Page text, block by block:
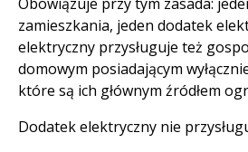
zamieszkania, jeden dodatek
elektryczny przysługuje też
domowym posiadającym
które są ich głównym źródłem
Dodatek elektryczny nie